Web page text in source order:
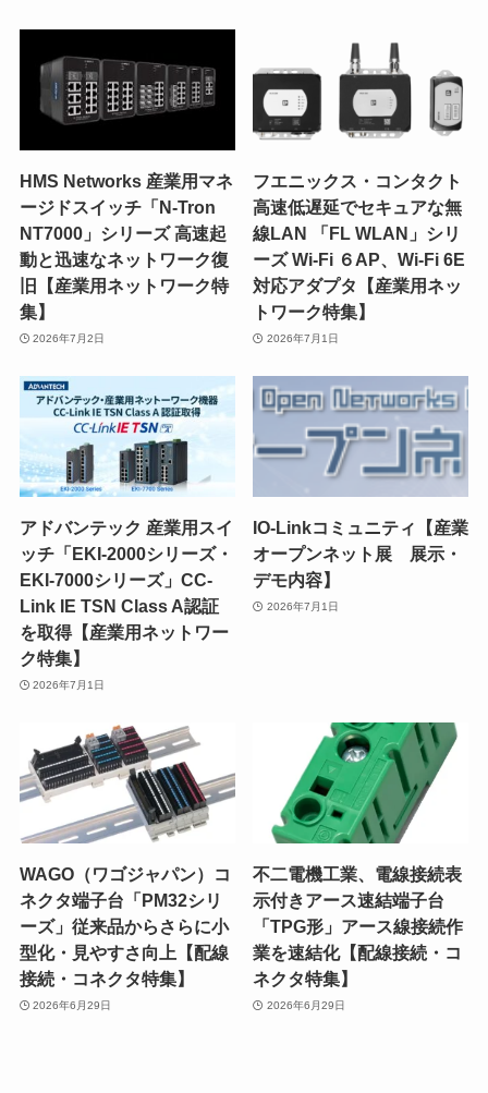
HMS Networks 産業用マネ
ージドスイッチ「N-Tron
NT7000」シリーズ 高速起
動と迅速なネットワーク復
旧【産業用ネットワーク特
集】
2026年7月2日
フエニックス・コンタクト
高速低遅延でセキュアな無
線LAN 「FL WLAN」シリ
ーズ Wi-Fi ６AP、Wi-Fi 6E
対応アダプタ【産業用ネッ
トワーク特集】
2026年7月1日
アドバンテック 産業用スイ
ッチ「EKI-2000シリーズ・
EKI-7000シリーズ」CC-
Link IE TSN Class A認証
を取得【産業用ネットワー
ク特集】
2026年7月1日
IO-Linkコミュニティ【産業
オープンネット展 展示・
デモ内容】
2026年7月1日
WAGO（ワゴジャパン）コ
ネクタ端子台「PM32シリ
ーズ」従来品からさらに小
型化・見やすさ向上【配線
接続・コネクタ特集】
2026年6月29日
不二電機工業、電線接続表
示付きアース速結端子台
「TPG形」アース線接続作
業を速結化【配線接続・コ
ネクタ特集】
2026年6月29日